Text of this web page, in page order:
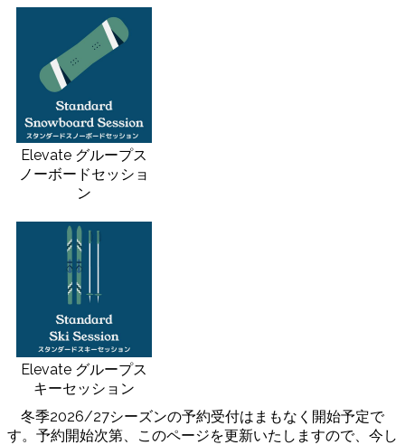
Elevate グループス
ノーボードセッショ
ン
Elevate グループス
キーセッション
冬季2026/27シーズンの予約受付はまもなく開始予定で
す。予約開始次第、このページを更新いたしますので、今し